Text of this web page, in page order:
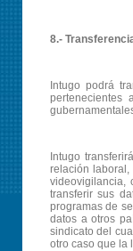
8.-
Intugo podrá
pertenecientes
Intugo
relación
videovigilancia,
transferir sus
programas de
datos a otros
sindicato del
otro caso que la